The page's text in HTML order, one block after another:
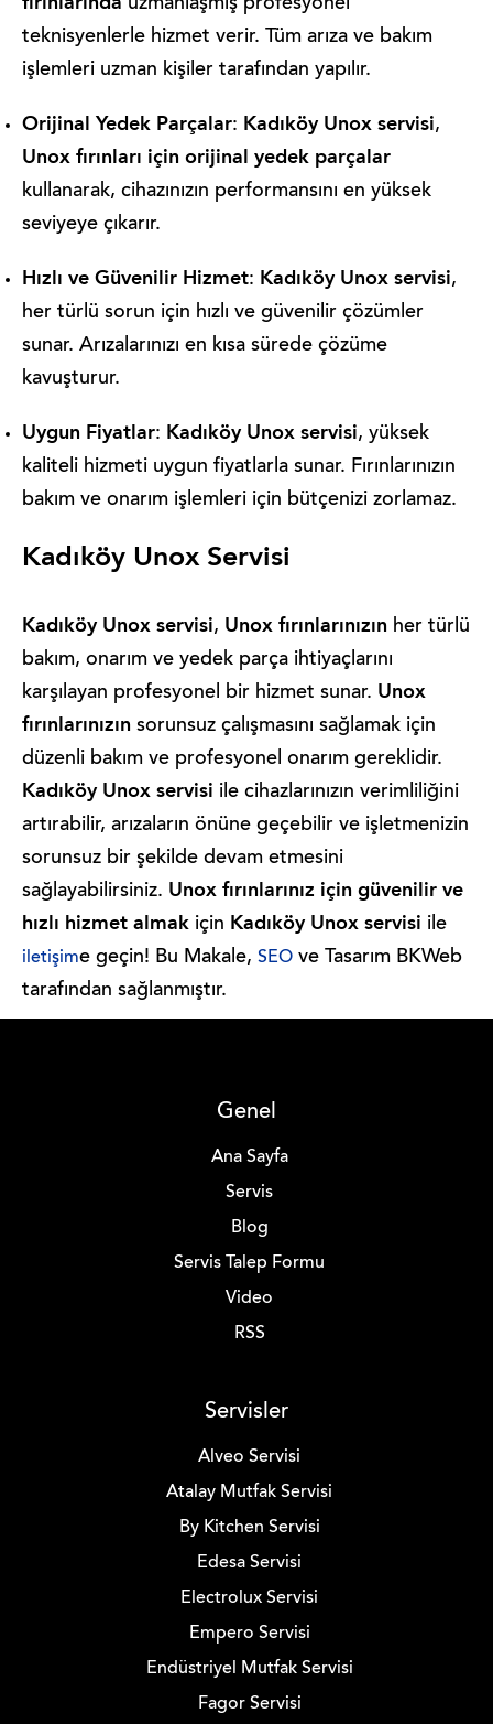
uzmanlaşmış profesyonel
teknisyenlerle hizmet verir. Tüm arıza ve bakım
işlemleri uzman kişiler tarafından yapılır.
Orijinal Yedek Parçalar: Kadıköy Unox servisi,
Unox fırınları için orijinal yedek parçalar
kullanarak, cihazınızın performansını en yüksek
seviyeye çıkarır.
Hızlı ve Güvenilir Hizmet: Kadıköy Unox servisi,
her türlü sorun için hızlı ve güvenilir çözümler
sunar. Arızalarınızı en kısa sürede çözüme
kavuşturur.
Uygun Fiyatlar: Kadıköy Unox servisi, yüksek
kaliteli hizmeti uygun fiyatlarla sunar. Fırınlarınızın
bakım ve onarım işlemleri için bütçenizi zorlamaz.
Kadıköy Unox Servisi
Kadıköy Unox servisi, Unox fırınlarınızın her türlü
bakım, onarım ve yedek parça ihtiyaçlarını
karşılayan profesyonel bir hizmet sunar. Unox
fırınlarınızın sorunsuz çalışmasını sağlamak için
düzenli bakım ve profesyonel onarım gereklidir.
Kadıköy Unox servisi ile cihazlarınızın verimliliğini
artırabilir, arızaların önüne geçebilir ve işletmenizin
sorunsuz bir şekilde devam etmesini
sağlayabilirsiniz. Unox fırınlarınız için güvenilir ve
hızlı hizmet almak için Kadıköy Unox servisi ile
iletişime geçin! Bu Makale, SEO ve Tasarım BKWeb
tarafından sağlanmıştır.
Genel
Ana Sayfa
Servis
Blog
Servis Talep Formu
Video
RSS
Servisler
Alveo Servisi
Atalay Mutfak Servisi
By Kitchen Servisi
Edesa Servisi
Electrolux Servisi
Empero Servisi
Endüstriyel Mutfak Servisi
Fagor Servisi